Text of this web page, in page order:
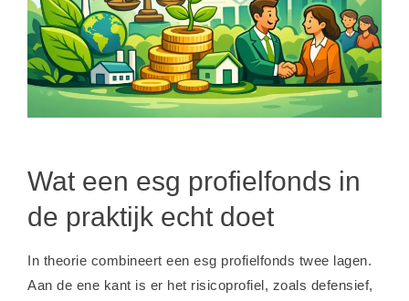
Wat een esg profielfonds in
de praktijk echt doet
In theorie combineert een esg profielfonds twee lagen.
Aan de ene kant is er het risicoprofiel, zoals defensief,